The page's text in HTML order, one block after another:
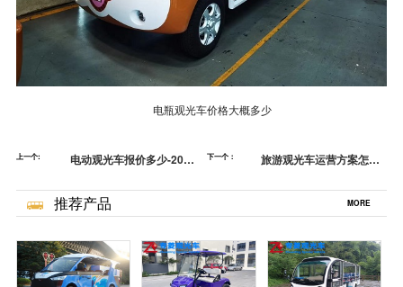
电瓶观光车价格大概多少
上一个:
电动观光车报价多少-2021
（下）[五菱]
下一个：
旅游观光车运营方案怎么
推荐产品 MORE